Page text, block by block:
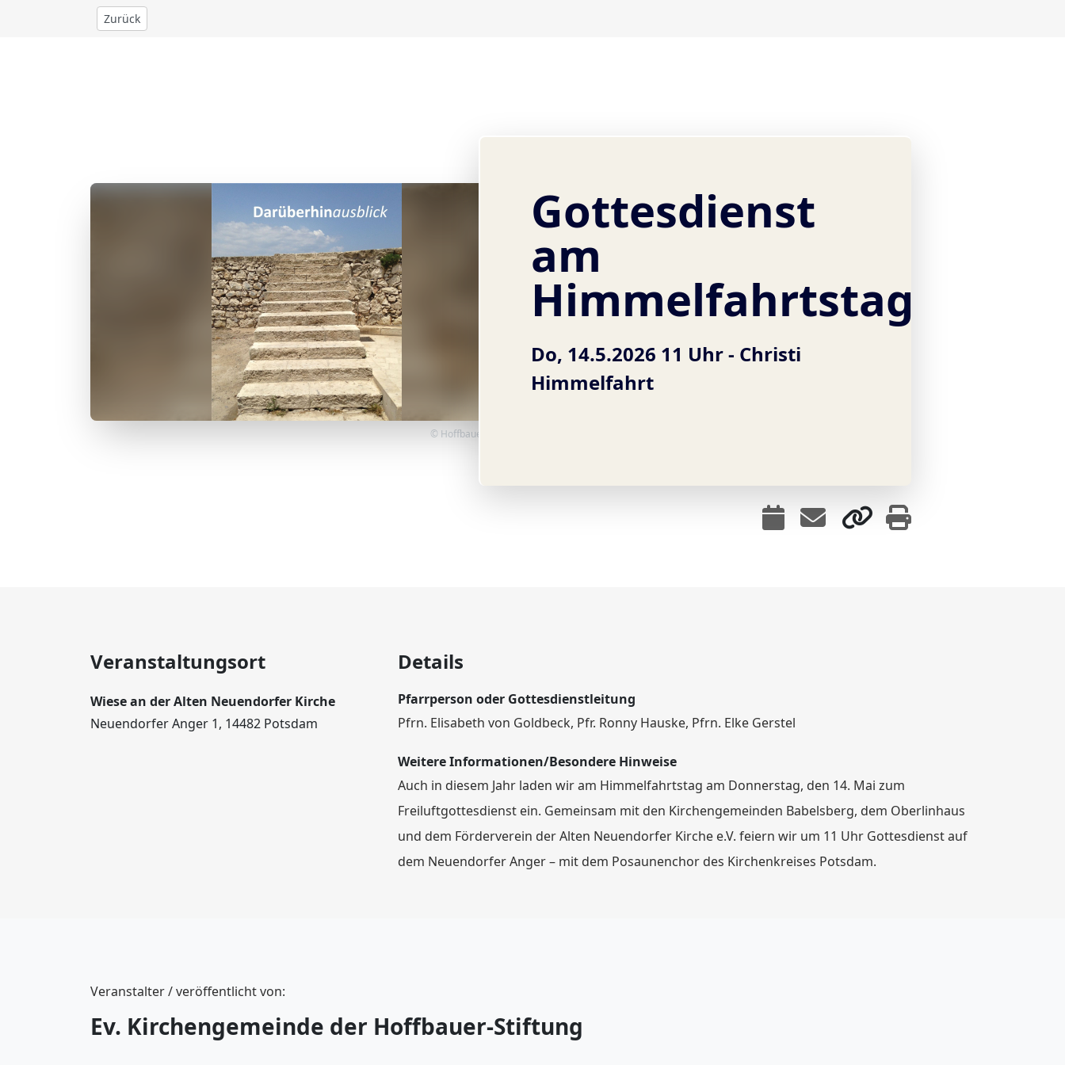
Zurück
© Hoffbauer-Stiftung
Gottesdienst
am
Himmelfahrtstag
Do, 14.5.2026 11 Uhr - Christi
Himmelfahrt
Veranstaltungsort
Wiese an der Alten Neuendorfer Kirche
Neuendorfer Anger 1, 14482 Potsdam
Details
Pfarrperson oder Gottesdienstleitung
Pfrn. Elisabeth von Goldbeck, Pfr. Ronny Hauske, Pfrn. Elke Gerstel
Weitere Informationen/Besondere Hinweise
Auch in diesem Jahr laden wir am Himmelfahrtstag am Donnerstag, den 14. Mai zum
Freiluftgottesdienst ein. Gemeinsam mit den Kirchengemeinden Babelsberg, dem Oberlinhaus
und dem Förderverein der Alten Neuendorfer Kirche e.V. feiern wir um 11 Uhr Gottesdienst auf
dem Neuendorfer Anger – mit dem Posaunenchor des Kirchenkreises Potsdam.
Veranstalter / veröffentlicht von:
Ev. Kirchengemeinde der Hoffbauer-Stiftung